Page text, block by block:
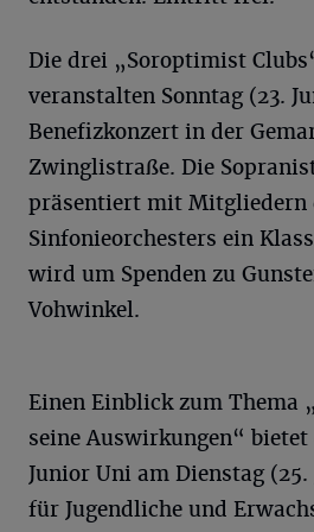
Die drei „Soroptimist
veranstalten Sonntag (23.
Benefizkonzert in der
Zwinglistraße. Die
präsentiert mit Mitgliedern
Sinfonieorchesters ein
wird um Spenden zu
Vohwinkel.
Einen Einblick zum Thema
seine Auswirkungen“
Junior Uni am Dienstag
für Jugendliche und